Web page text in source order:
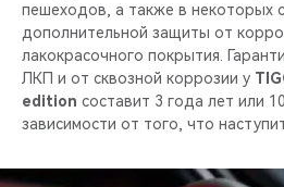
пешеходов, а также в некоторых
дополнительной защиты от
лакокрасочного покрытия.
ЛКП и от сквозной коррозии у
edition составит 3 года лет или
зависимости от того, что